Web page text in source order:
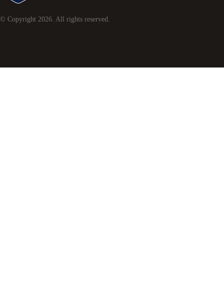
© Copyright 2026. All rights reserved.